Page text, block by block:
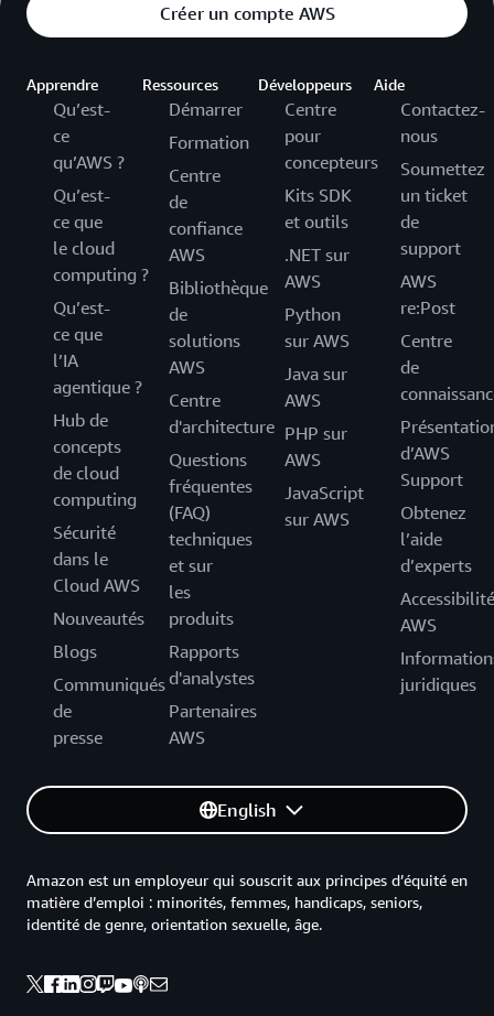
Créer un compte AWS
Apprendre
Qu’est-
ce
qu’AWS ?
Qu’est-
ce que
le cloud
computing ?
Qu’est-
ce que
l’IA
agentique ?
Hub de
concepts
de cloud
computing
Sécurité
dans le
Cloud AWS
Nouveautés
Blogs
Communiqués
de
presse
Ressources
Démarrer
Formation
Centre
de
confiance
AWS
Bibliothèque
de
solutions
AWS
Centre
d'architecture
Questions
fréquentes
(FAQ)
techniques
et sur
les
produits
Rapports
d'analystes
Partenaires
AWS
Développeurs
Centre
pour
concepteurs
Kits SDK
et outils
.NET sur
AWS
Python
sur AWS
Java sur
AWS
PHP sur
AWS
JavaScript
sur AWS
Aide
Contactez-
nous
Soumettez
un ticket
de
support
AWS
re:Post
Centre
de
d’AWS
Support
Obtenez
l’aide
d’experts
Accessibilité
AWS
juridiques
English
Amazon est un employeur qui souscrit aux principes d’équité en
matière d’emploi : minorités, femmes, handicaps, seniors,
identité de genre, orientation sexuelle, âge.